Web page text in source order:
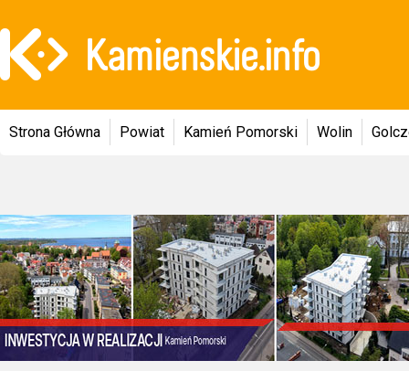
Strona Główna Powiat Kamień Pomorski Wolin